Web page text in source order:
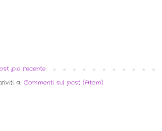
più recente
a: Commenti sul post (Atom)